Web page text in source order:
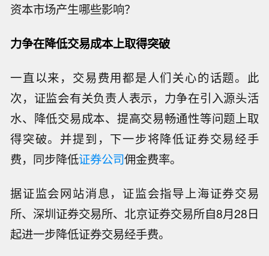
资本市场产生哪些影响？
力争在降低交易成本上取得突破
一直以来，交易费用都是人们关心的话题。此
次，证监会有关负责人表示，力争在引入源头活
水、降低交易成本、提高交易畅通性等问题上取
得突破。并提到，下一步将降低证券交易经手
费，同步降低证券公司佣金费率。
据证监会网站消息，证监会指导上海证券交易
所、深圳证券交易所、北京证券交易所自8月28日
起进一步降低证券交易经手费。